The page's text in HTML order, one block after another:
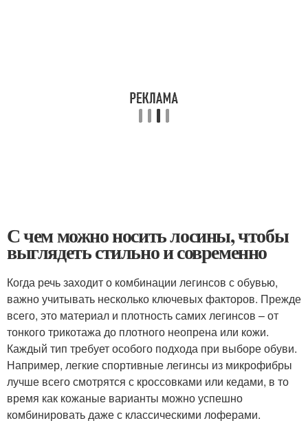
С чем можно носить лосины, чтобы
выглядеть стильно и современно
Когда речь заходит о комбинации легинсов с обувью,
важно учитывать несколько ключевых факторов. Прежде
всего, это материал и плотность самих легинсов – от
тонкого трикотажа до плотного неопрена или кожи.
Каждый тип требует особого подхода при выборе обуви.
Например, легкие спортивные легинсы из микрофибры
лучше всего смотрятся с кроссовками или кедами, в то
время как кожаные варианты можно успешно
комбинировать даже с классическими лоферами.